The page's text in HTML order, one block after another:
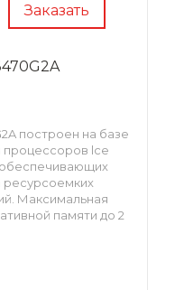
Заказать
построен на базе
процессоров lce
ресурсоемких
Максимальная
памяти до 2